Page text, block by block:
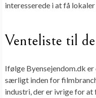
interesserede i at få
Venteliste til
Ifølge Byensejendom.dk
særligt inden for
industri, der er ivrige for